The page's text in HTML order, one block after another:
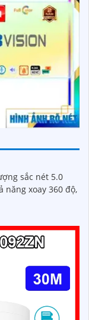
sắc nét 5.0
năng xoay 360 độ,